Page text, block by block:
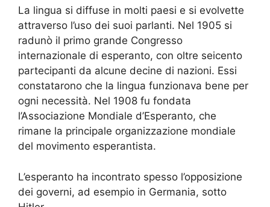
La lingua si diffuse in molti paesi e si evolvette
attraverso l’uso dei suoi parlanti. Nel 1905 si
radunò il primo grande Congresso
internazionale di esperanto, con oltre seicento
partecipanti da alcune decine di nazioni. Essi
constatarono che la lingua funzionava bene per
ogni necessità. Nel 1908 fu fondata
l’Associazione Mondiale d’Esperanto, che
rimane la principale organizzazione mondiale
del movimento esperantista.
L’esperanto ha incontrato spesso l’opposizione
dei governi, ad esempio in Germania, sotto